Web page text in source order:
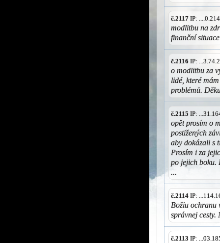
č.2117 IP:
modlitbu na
finanční
č.2116 IP:
o modlitbu za
lidé, které
problémů.
č.2115 IP:
opět prosím o
postižených
aby dokázali s
Prosím i za
po jejich boku.
...
č.2114 IP:
Božiu ochranu
správnej cesty.
č.2113 IP: